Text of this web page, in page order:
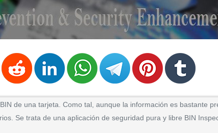
de una tarjeta. Como tal, aunque la información es bastante
Se trata de una aplicación de seguridad pura y libre BIN